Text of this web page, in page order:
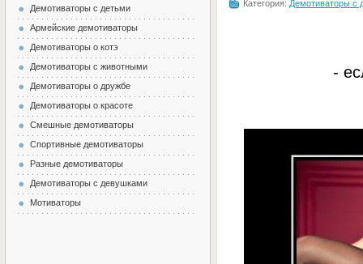
Категория: Демотиваторы с
-
Демотиваторы с детьми
Армейские демотиваторы
Демотиваторы о котэ
Демотиваторы с животными
Демотиваторы о дружбе
Демотиваторы о красоте
Смешные демотиваторы
Спортивные демотиваторы
Разные демотиваторы
Демотиваторы с девушками
Мотиваторы